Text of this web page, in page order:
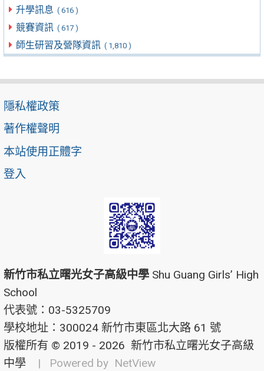
升學訊息 ( 616 )
競賽資訊 ( 617 )
師生研習及營隊資訊 ( 1,810 )
隱私權政策
著作權聲明
本站使用正體字
登入
新竹市私立曙光女子高級中學 Shu Guang Girls’ High
School
代表號：03-5325709
學校地址：300024 新竹市東區北大路 61 號
版權所有 © 2019 - 2026 新竹市私立曙光女子高級
中學
| Powered by NetView